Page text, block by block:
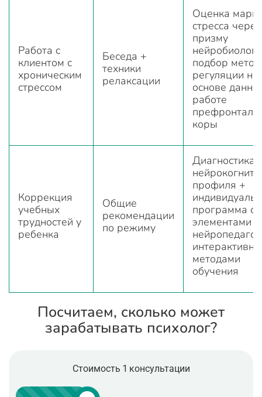
Работа с
клиентом с
хроническим
стрессом
Беседа +
техники
релаксации
Оценка
стресса через
призму
подбор
регуляции на
основе
работе
коры
Коррекция
учебных
трудностей у
ребенка
Общие
рекомендации
по режиму
Диагностика
профиля +
программа с
элементами
методами
обучения
Посчитаем, сколько может
зарабатывать психолог?
Стоимость 1 консультации